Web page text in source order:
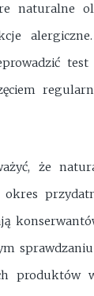
naturalne
test
że
produktów